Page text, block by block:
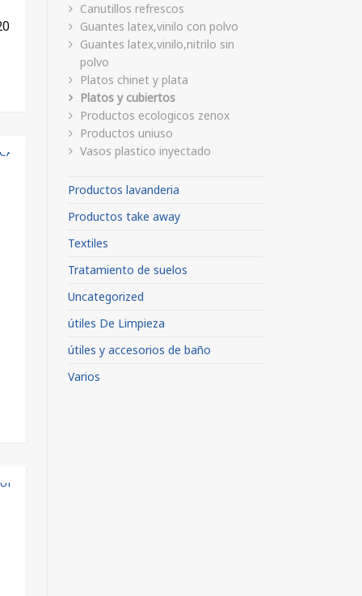
Canutillos refrescos
Guantes latex,vinilo con polvo
Guantes latex,vinilo,nitrilo sin
polvo
Platos chinet y plata
Platos y cubiertos
Productos ecologicos zenox
Productos uniuso
Vasos plastico inyectado
Productos lavanderia
Productos take away
Textiles
Tratamiento de suelos
Uncategorized
útiles De Limpieza
útiles y accesorios de baño
Varios